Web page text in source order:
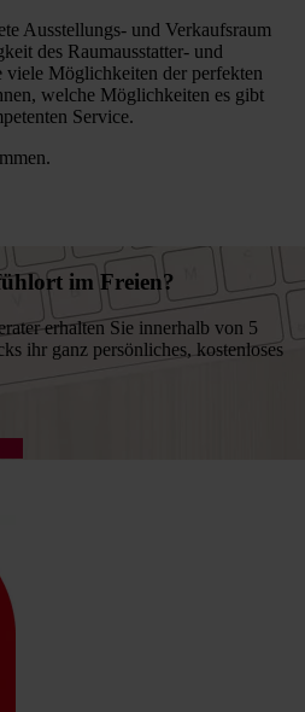
Ausstellungs- und Verkaufsraum
des Raumausstatter- und
viele Möglichkeiten der perfekten
welche Möglichkeiten es gibt
Service.
im Freien?
erhalten Sie innerhalb von 5
ihr ganz persönliches, kostenloses